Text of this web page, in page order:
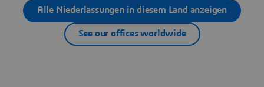
Alle Niederlassungen in diesem Land anzeigen
See our offices worldwide